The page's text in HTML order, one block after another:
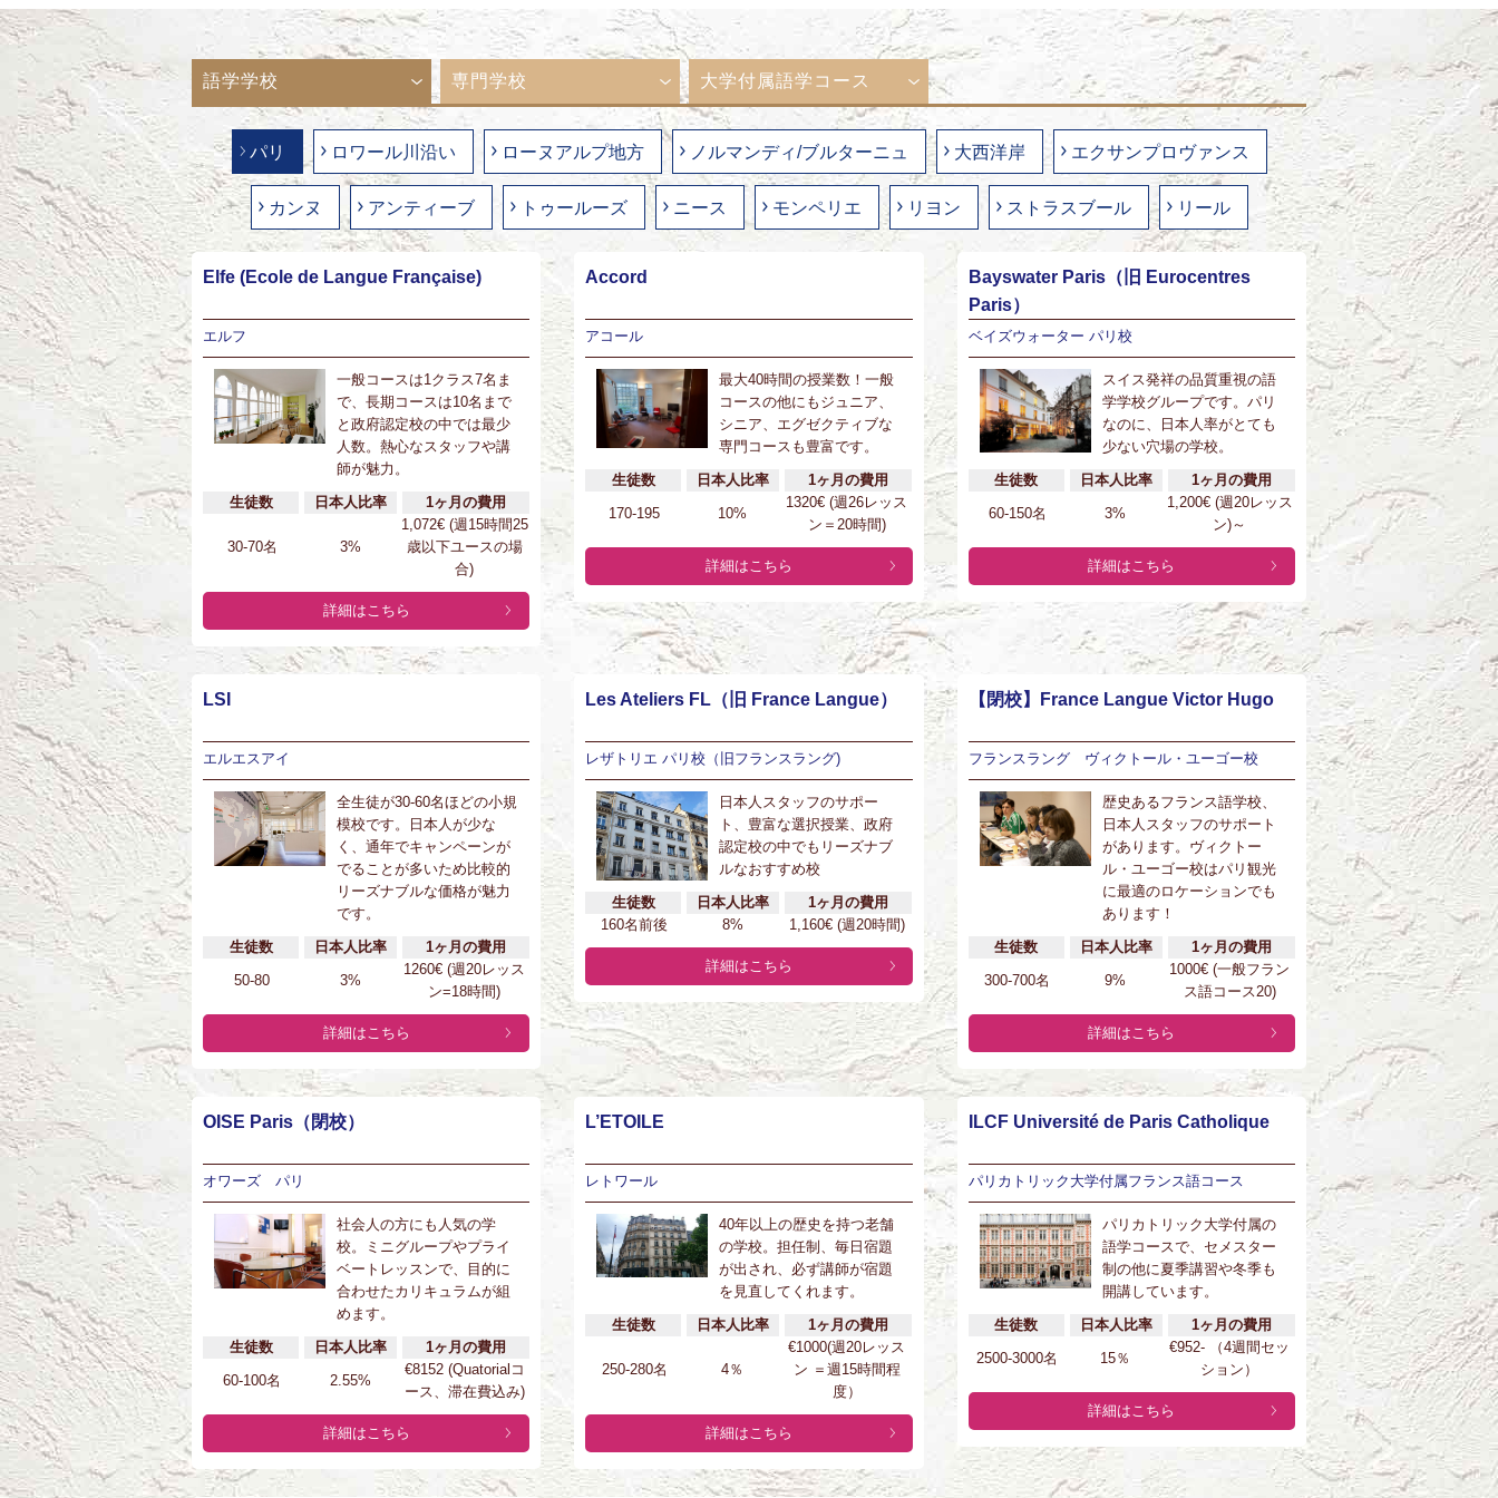
語学学校 専門学校 大学付属語学コース
パリ ロワール川沿い ローヌアルプ地方 ノルマンディ/ブルターニュ 大西洋岸 エクサンプロヴァンス
カンヌ アンティーブ トゥールーズ ニース モンペリエ リヨン ストラスブール リール
Elfe (Ecole de Langue Française)
エルフ
一般コースは1クラス7名ま
で、長期コースは10名まで
と政府認定校の中では最少
人数。熱心なスタッフや講
師が魅力。
生徒数
日本人比率 1ヶ月の費用
30-70名 3%
1,072€ (週15時間25
歳以下ユースの場
合)
詳細はこちら
Accord
アコール
最大40時間の授業数！一般
コースの他にもジュニア、
シニア、エグゼクティブな
専門コースも豊富です。
生徒数
日本人比率
1ヶ月の費用
170-195
10%
1320€ (週26レッス
ン＝20時間)
詳細はこちら
Bayswater Paris（旧 Eurocentres
Paris）
ベイズウォーター パリ校
スイス発祥の品質重視の語
学学校グループです。パリ
なのに、日本人率がとても
少ない穴場の学校。
生徒数
日本人比率
1ヶ月の費用
60-150名
3%
1,200€ (週20レッス
ン)～
詳細はこちら
LSI
エルエスアイ
全生徒が30-60名ほどの小規
模校です。日本人が少な
く、通年でキャンペーンが
でることが多いため比較的
リーズナブルな価格が魅力
です。
生徒数
日本人比率
1ヶ月の費用
50-80
3%
1260€ (週20レッス
ン=18時間)
詳細はこちら
Les Ateliers FL（旧 France Langue）
レザトリエ パリ校（旧フランスラング)
日本人スタッフのサポー
ト、豊富な選択授業、政府
認定校の中でもリーズナブ
ルなおすすめ校
生徒数
日本人比率
1ヶ月の費用
160名前後
8% 1,160€ (週20時間)
詳細はこちら
【閉校】France Langue Victor Hugo
フランスラング ヴィクトール・ユーゴー校
歴史あるフランス語学校、
日本人スタッフのサポート
があります。ヴィクトー
ル・ユーゴー校はパリ観光
に最適のロケーションでも
あります！
生徒数
日本人比率
1ヶ月の費用
300-700名
9%
1000€ (一般フラン
ス語コース20)
詳細はこちら
OISE Paris（閉校）
オワーズ パリ
社会人の方にも人気の学
校。ミニグループやプライ
ベートレッスンで、目的に
合わせたカリキュラムが組
めます。
生徒数
日本人比率
1ヶ月の費用
60-100名
2.55%
€8152 (Quatorialコ
ース、滞在費込み)
詳細はこちら
L’ETOILE
レトワール
40年以上の歴史を持つ老舗
の学校。担任制、毎日宿題
が出され、必ず講師が宿題
を見直してくれます。
生徒数
日本人比率 1ヶ月の費用
250-280名 4％
€1000(週20レッス
ン ＝週15時間程
度）
詳細はこちら
ILCF Université de Paris Catholique
パリカトリック大学付属フランス語コース
パリカトリック大学付属の
語学コースで、セメスター
制の他に夏季講習や冬季も
開講しています。
生徒数
日本人比率
1ヶ月の費用
2500-3000名
15％
€952- （4週間セッ
ション）
詳細はこちら